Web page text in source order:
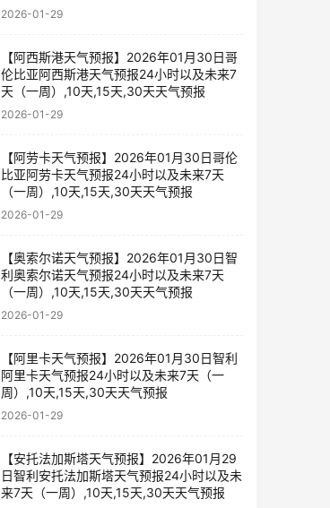
2026-01-29
【阿西斯港天气预报】2026年01月30日哥
伦比亚阿西斯港天气预报24小时以及未来7
天（一周）,10天,15天,30天天气预报
2026-01-29
【阿劳卡天气预报】2026年01月30日哥伦
比亚阿劳卡天气预报24小时以及未来7天
（一周）,10天,15天,30天天气预报
2026-01-29
【奥索尔诺天气预报】2026年01月30日智
利奥索尔诺天气预报24小时以及未来7天
（一周）,10天,15天,30天天气预报
2026-01-29
【阿里卡天气预报】2026年01月30日智利
阿里卡天气预报24小时以及未来7天（一
周）,10天,15天,30天天气预报
2026-01-29
【安托法加斯塔天气预报】2026年01月29
日智利安托法加斯塔天气预报24小时以及未
来7天（一周）,10天,15天,30天天气预报